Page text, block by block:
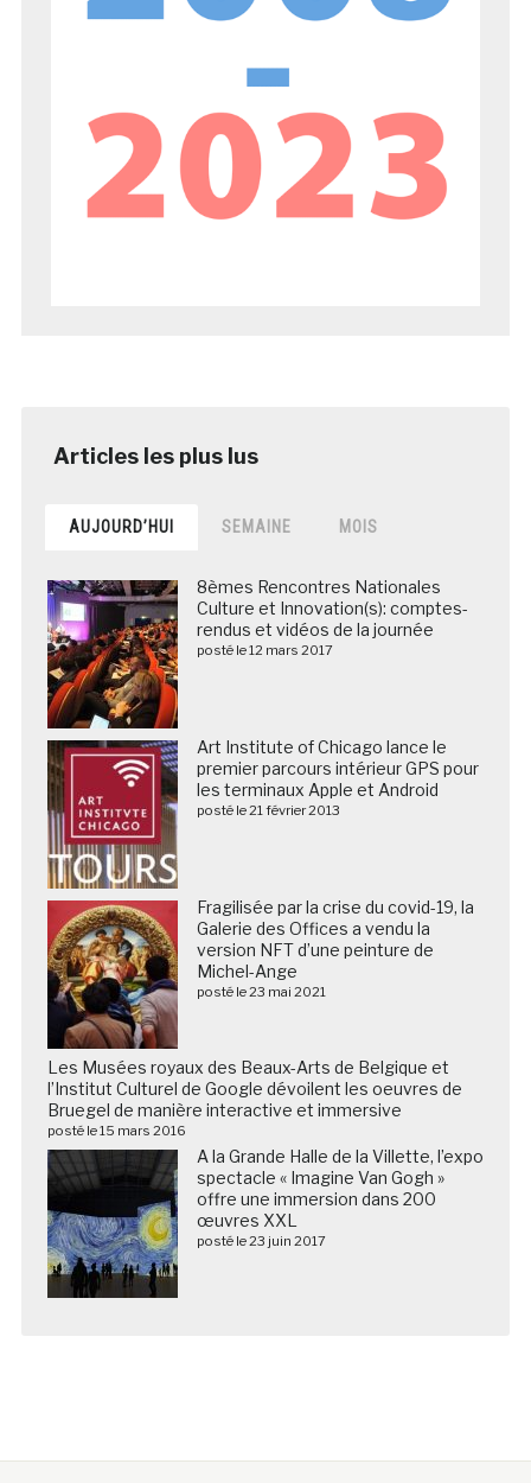
AUJOURD’HUI SEMAINE MOIS
8èmes Rencontres Nationales
Culture et Innovation(s): comptes-
rendus et vidéos de la journée
posté le 12 mars 2017
Art Institute of Chicago lance le
premier parcours intérieur GPS pour
les terminaux Apple et Android
posté le 21 février 2013
Fragilisée par la crise du covid-19, la
Galerie des Offices a vendu la
version NFT d’une peinture de
Michel-Ange
posté le 23 mai 2021
Les Musées royaux des Beaux-Arts de Belgique et
l’Institut Culturel de Google dévoilent les oeuvres de
Bruegel de manière interactive et immersive
posté le 15 mars 2016
A la Grande Halle de la Villette, l’expo
spectacle « Imagine Van Gogh »
offre une immersion dans 200
œuvres XXL
posté le 23 juin 2017